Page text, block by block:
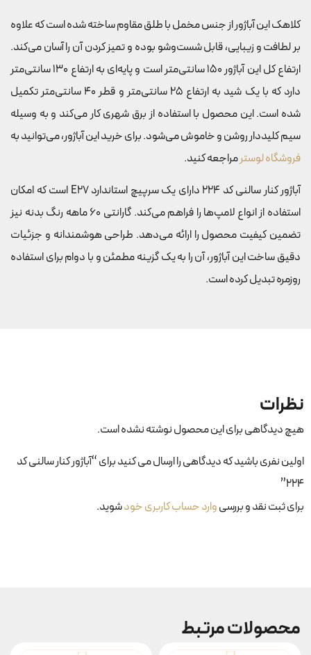
کلاهک این آباژور از جنس مخمل با طلق مقاوم ساخته شده است که علاوه
بر لطافت و زیبایی، قابل شست‌وشو بوده و تمیز کردن آن را آسان می‌کند.
ارتفاع کل این آباژور 150 سانتی‌متر است و پایه‌ای به ارتفاع 130 سانتی‌متر
دارد که با یک شید به ارتفاع 25 سانتی‌متر و قطر 40 سانتی‌متر تکمیل
شده است. این محصول با استفاده از برق شهری کار می‌کند و به وسیله
سیم کلیددار روشن و خاموش می‌شود. برای خرید این آباژور، می‌توانید به
فروشگاه لوسترمراجعه کنید.
آباژور کنار سالنی کد 224 دارای یک سرپیچ استاندارد E27 است که امکان
استفاده از انواع لامپ‌ها را فراهم می‌کند. گارانتی 60 ماهه رنگ بدنه نیز
تضمین کیفیت محصول را ارائه می‌دهد. طراحی هوشمندانه و جزئیات
دقیق ساخت این آباژور، آن را به یک گزینه مطمئن و با دوام برای استفاده
روزمره تبدیل کرده است.
نظرات
هیچ دیدگاهی برای این محصول نوشته نشده است.
اولین نفری باشید که دیدگاهی را ارسال می کنید برای “آباژور کنار سالنی کد
۲۲۴”
برای ثبت نقد و بررسیوارد حساب کاربری خودشوید.
محصولات مرتبط